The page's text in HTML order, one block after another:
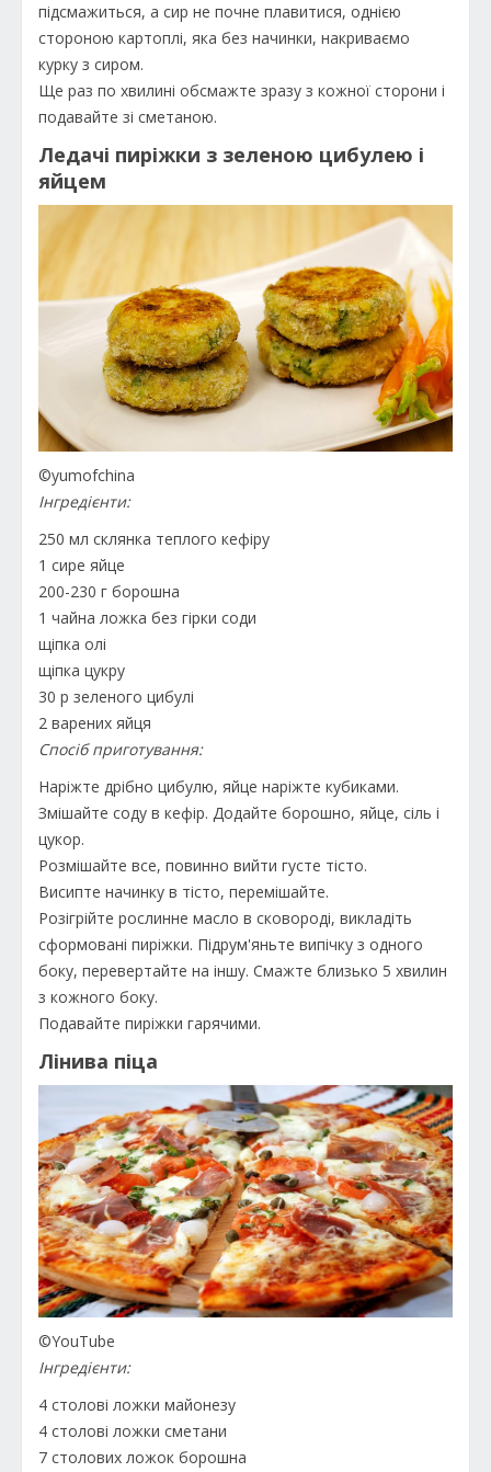
підсмажиться, а сир не почне плавитися, однією
стороною картоплі, яка без начинки, накриваємо
курку з сиром.
Ще раз по хвилині обсмажте зразу з кожної сторони і
подавайте зі сметаною.
Ледачі пиріжки з зеленою цибулею і
яйцем
©yumofchina
Інгредієнти:
250 мл склянка теплого кефіру
1 сире яйце
200-230 г борошна
1 чайна ложка без гірки соди
щіпка олі
щіпка цукру
30 р зеленого цибулі
2 варених яйця
Спосіб приготування:
Наріжте дрібно цибулю, яйце наріжте кубиками.
Змішайте соду в кефір. Додайте борошно, яйце, сіль і
цукор.
Розмішайте все, повинно вийти густе тісто.
Висипте начинку в тісто, перемішайте.
Розігрійте рослинне масло в сковороді, викладіть
сформовані пиріжки. Підрум'яньте випічку з одного
боку, перевертайте на іншу. Смажте близько 5 хвилин
з кожного боку.
Подавайте пиріжки гарячими.
Лінива піца
©YouTube
Інгредієнти:
4 столові ложки майонезу
4 столові ложки сметани
7 столових ложок борошна